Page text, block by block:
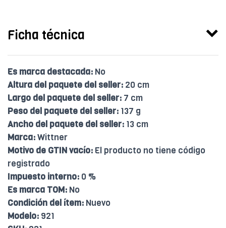
Ficha técnica
Es marca destacada: No
Altura del paquete del seller: 20 cm
Largo del paquete del seller: 7 cm
Peso del paquete del seller: 137 g
Ancho del paquete del seller: 13 cm
Marca:Wittner
Motivo de GTIN vacío: El producto no tiene código
registrado
Impuesto interno: 0 %
Es marca TOM: No
Condición del ítem: Nuevo
Modelo: 921